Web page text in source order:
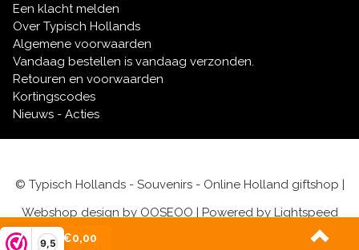
9,5
Een klacht melden
Over Typisch Hollands
Algemene voorwaarden
Vandaag bestellen is vandaag verzonden.
Retouren en voorwaarden
Kortingscodes
Nieuws - Acties
© Typisch Hollands - Souvenirs - Online Holland giftshop |
Webshop design by OOSEOO | Powered by Lightspeed
(0)| €0,00